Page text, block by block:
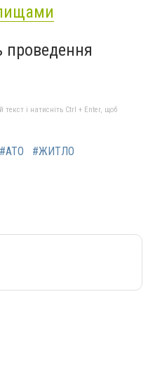
проведення
і натисніть Ctrl + Enter, щоб
#АТО
#ЖИТЛО